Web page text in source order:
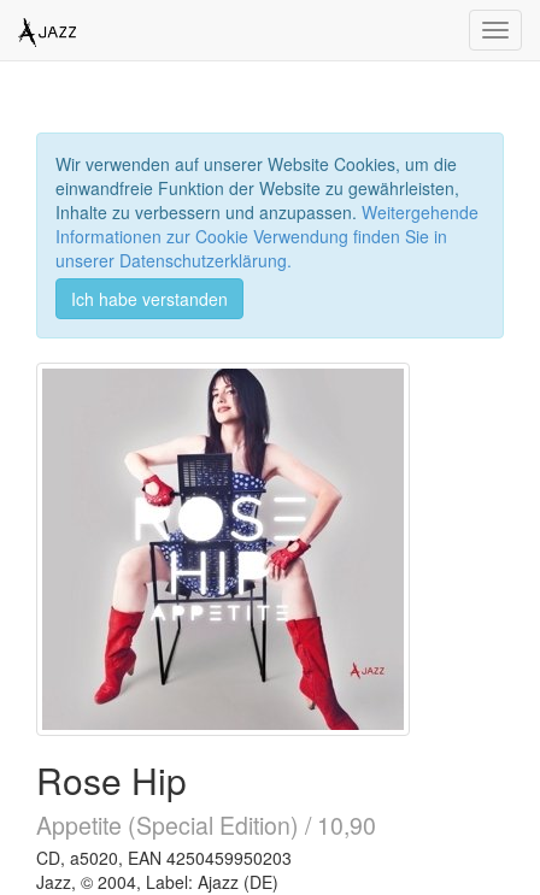
Wir verwenden auf unserer Website Cookies, um die
einwandfreie Funktion der Website zu gewährleisten,
Inhalte zu verbessern und anzupassen. Weitergehende
Informationen zur Cookie Verwendung finden Sie in
unserer Datenschutzerklärung.
Ich habe verstanden
Rose Hip
Appetite (Special Edition) / 10,90
CD, a5020, EAN 4250459950203
Jazz, © 2004, Label: Ajazz (DE)